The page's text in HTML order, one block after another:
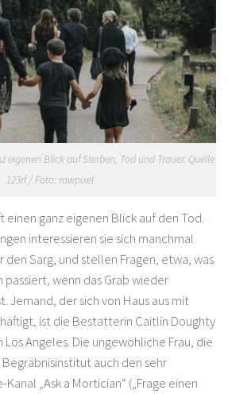
eigenen Blick auf Sterben, Tod und Trauer. Quelle
123rf / Foto: rawpixel
einen ganz eigenen Blick auf den Tod.
interessieren sie sich manchmal
den Sarg, und stellen Fragen, etwa, was
wenn das Grab wieder
Jemand, der sich von Haus aus mit
ist die Bestatterin Caitlin Doughty
Angeles. Die ungewöhliche Frau, die
auch den sehr
„Ask a Mortician“ („Frage einen